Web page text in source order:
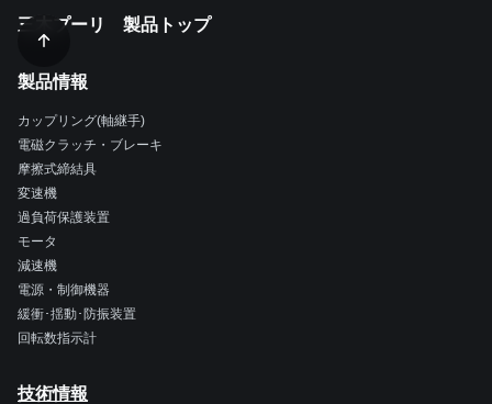
三木プーリ 製品トップ
製品情報
カップリング(軸継手)
電磁クラッチ・ブレーキ
摩擦式締結具
変速機
過負荷保護装置
モータ
減速機
電源・制御機器
緩衝･揺動･防振装置
回転数指示計
技術情報